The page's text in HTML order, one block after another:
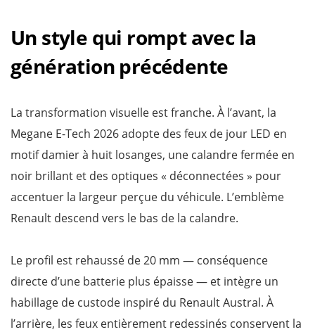
Un style qui rompt avec la
génération précédente
La transformation visuelle est franche. À l’avant, la
Megane E-Tech 2026 adopte des feux de jour LED en
motif damier à huit losanges, une calandre fermée en
noir brillant et des optiques « déconnectées » pour
accentuer la largeur perçue du véhicule. L’emblème
Renault descend vers le bas de la calandre.
Le profil est rehaussé de 20 mm — conséquence
directe d’une batterie plus épaisse — et intègre un
habillage de custode inspiré du Renault Austral. À
l’arrière, les feux entièrement redessinés conservent la